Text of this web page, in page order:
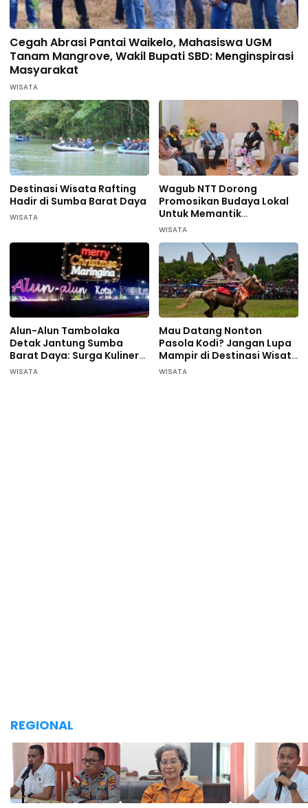
Cegah Abrasi Pantai Waikelo, Mahasiswa UGM
Tanam Mangrove, Wakil Bupati SBD: Menginspirasi
Masyarakat
WISATA
Destinasi Wisata Rafting
Hadir di Sumba Barat Daya
WISATA
Wagub NTT Dorong
Promosikan Budaya Lokal
Untuk Memantik
Wisatawan Datang di
WISATA
Alun-Alun Tambolaka
Detak Jantung Sumba
Barat Daya: Surga Kuliner
Pelaku UMKM
WISATA
Mau Datang Nonton
Pasola Kodi? Jangan Lupa
Mampir di Destinasi Wisata
ini…
WISATA
REGIONAL